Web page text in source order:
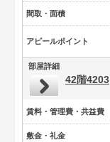
間取・面積
アピールポイント
部屋詳細
42階4203
賃料・管理費・共益費
敷金・礼金